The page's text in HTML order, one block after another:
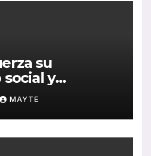
su
y
con la
su Memoria
MAYTE